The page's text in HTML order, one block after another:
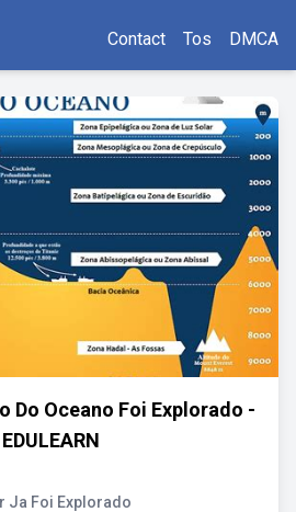
Contact Tos DMCA
Do Oceano Foi Explorado -
EDULEARN
Ja Foi Explorado